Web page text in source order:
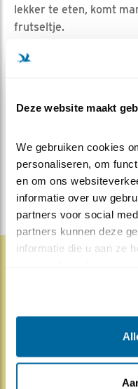
Deze website maakt
We gebruiken cookies
personaliseren, om
en om ons
informatie over uw
partners voor social
partners kunnen deze
informatie die u aan ze
lekker te eten, komt
frutseltje.
Lente blogs
DEEL DIT BERICHT
Herleef de
17.07.26Beleef de
gedaan. Een